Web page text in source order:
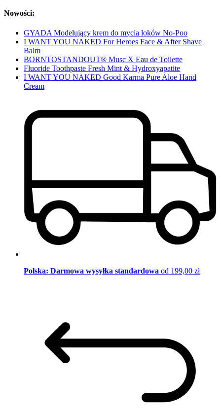
Nowości:
GYADA Modelujący krem do mycia loków No-Poo
I WANT YOU NAKED For Heroes Face & After Shave
Balm
BORNTOSTANDOUT® Musc X Eau de Toilette
Fluoride Toothpaste Fresh Mint & Hydroxyapatite
I WANT YOU NAKED Good Karma Pure Aloe Hand
Cream
Polska: Darmowa wysyłka standardowa od 199,00 zł